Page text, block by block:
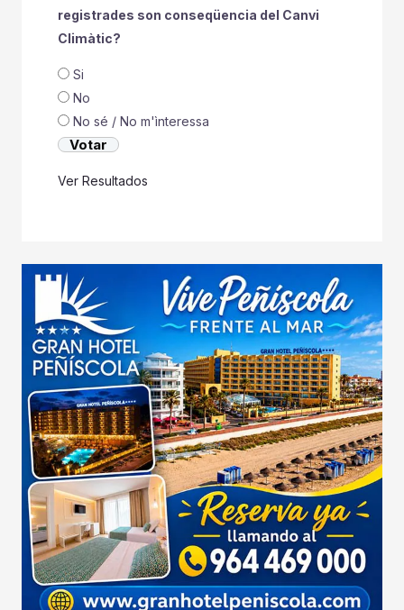
registrades son conseqüencia del Canvi
Climàtic?
Si
No
No sé / No m'ìnteressa
Ver Resultados